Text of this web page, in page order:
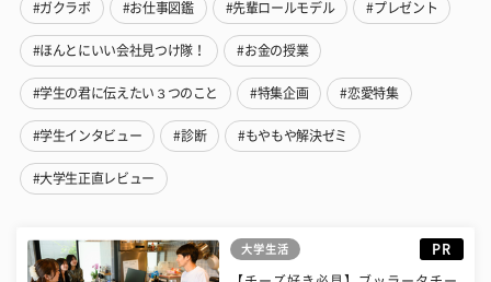
#ガクラボ #お仕事図鑑 #先輩ロールモデル #プレゼント
#ほんとにいい会社見つけ隊！ #お金の授業
#学生の君に伝えたい３つのこと #特集企画 #恋愛特集
#学生インタビュー #診断 #もやもや解決ゼミ
#大学生正直レビュー
大学生活 PR